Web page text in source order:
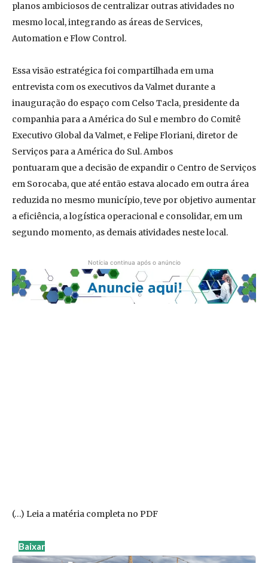
planos ambiciosos de centralizar outras atividades no
mesmo local, integrando as áreas de Services,
Automation e Flow Control.
Essa visão estratégica foi compartilhada em uma
entrevista com os executivos da Valmet durante a
inauguração do espaço com Celso Tacla, presidente da
companhia para a América do Sul e membro do Comitê
Executivo Global da Valmet, e Felipe Floriani, diretor de
Serviços para a América do Sul. Ambos
pontuaram que a decisão de expandir o Centro de Serviços
em Sorocaba, que até então estava alocado em outra área
reduzida no mesmo município, teve por objetivo aumentar
a eficiência, a logística operacional e consolidar, em um
segundo momento, as demais atividades neste local.
Notícia continua após o anúncio
(…) Leia a matéria completa no PDF
Baixar